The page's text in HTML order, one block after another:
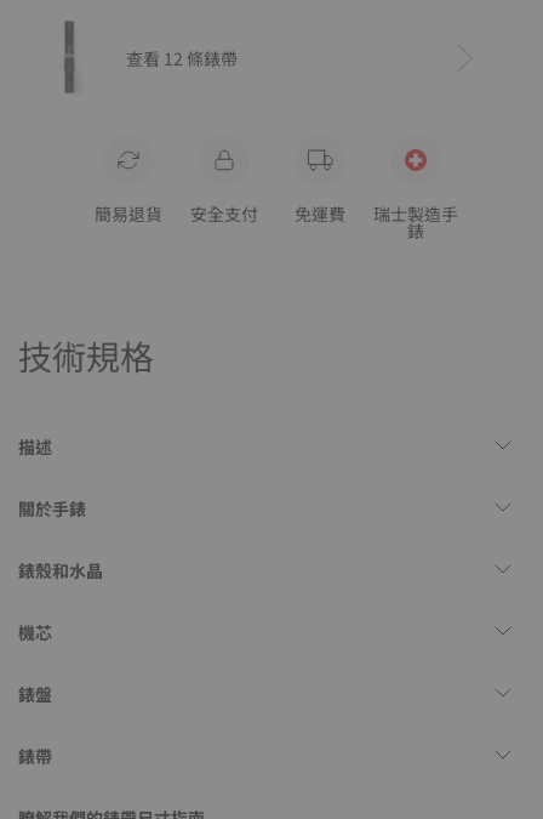
查看 12 條錶帶
簡易退貨 安全支付 免運費 瑞士製造手
錶
技術規格
描述
關於手錶
錶殼和水晶
機芯
錶盤
錶帶